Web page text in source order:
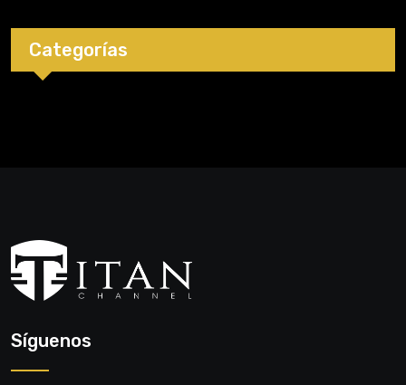
Categorías
Síguenos